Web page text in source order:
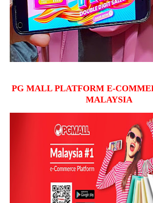
PG MALL PLATFORM E-
MALAYSIA